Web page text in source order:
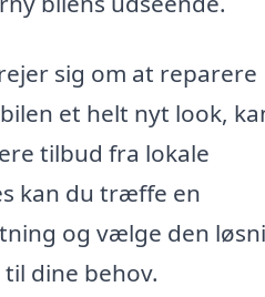
sig om at reparere
et helt nyt look,
tilbud fra lokale
kan du træffe en
og vælge den
dine behov.